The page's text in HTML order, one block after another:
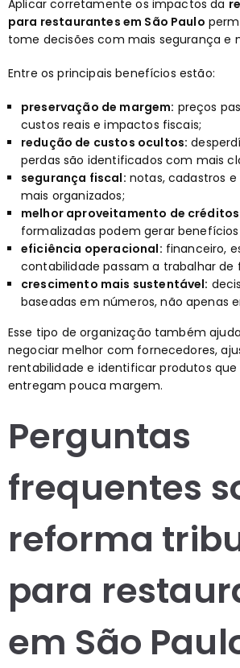
Aplicar corretamente os impactos da
para restaurantes em São Paulo
tome decisões com mais segurança e
Entre os principais benefícios estão:
preservação de margem: preços
custos reais e impactos fiscais;
redução de custos ocultos:
perdas são identificados com mais
segurança fiscal: notas, cadastros
mais organizados;
melhor aproveitamento de
formalizadas podem gerar
eficiência operacional: financeiro,
contabilidade passam a trabalhar de
crescimento mais sustentável:
baseadas em números, não apenas
Esse tipo de organização também
negociar melhor com fornecedores,
rentabilidade e identificar produtos
entregam pouca margem.
Perguntas
frequentes
reforma
para
em São